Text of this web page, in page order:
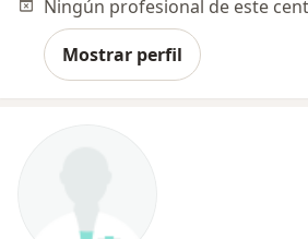
Mostrar perfil